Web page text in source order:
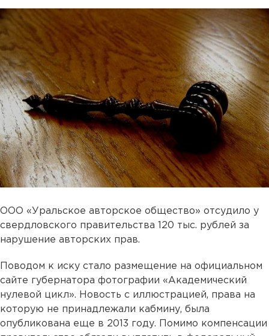
ООО «Уральское авторское общество» отсудило у
свердловского правительства 120 тыс. рублей за
нарушение авторских прав.
Поводом к иску стало размещение на официальном
сайте губернатора фотографии «Академический
нулевой цикл». Новость с иллюстрацией, права на
которую не принадлежали кабмину, была
опубликована еще в 2013 году. Помимо компенсации